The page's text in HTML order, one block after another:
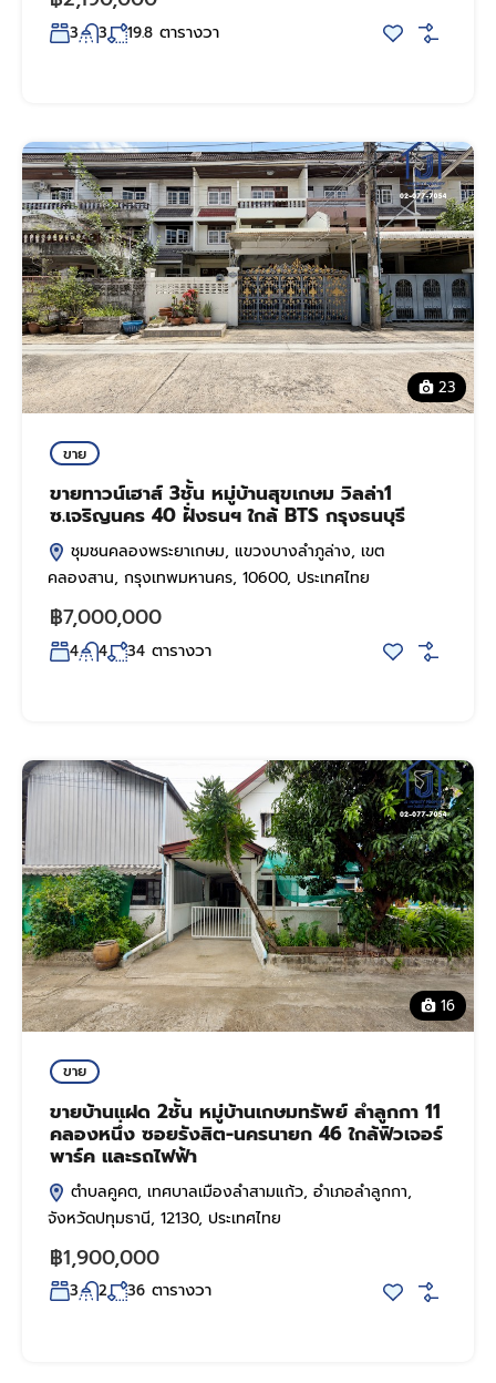
3 3 19.8 ตารางวา
23
ขาย
ขายทาวน์เฮาส์ 3ชั้น หมู่บ้านสุขเกษม วิลล่า1
ซ.เจริญนคร 40 ฝั่งธนฯ ใกล้ BTS กรุงธนบุรี
ชุมชนคลองพระยาเกษม, แขวงบางลำภูล่าง, เขต
คลองสาน, กรุงเทพมหานคร, 10600, ประเทศไทย
฿7,000,000
4 4 34 ตารางวา
16
ขาย
ขายบ้านแฝด 2ชั้น หมู่บ้านเกษมทรัพย์ ลำลูกกา 11
คลองหนึ่ง ซอยรังสิต-นครนายก 46 ใกล้ฟิวเจอร์
พาร์ค และรถไฟฟ้า
ตำบลคูคต, เทศบาลเมืองลำสามแก้ว, อำเภอลำลูกกา,
จังหวัดปทุมธานี, 12130, ประเทศไทย
฿1,900,000
3 2 36 ตารางวา